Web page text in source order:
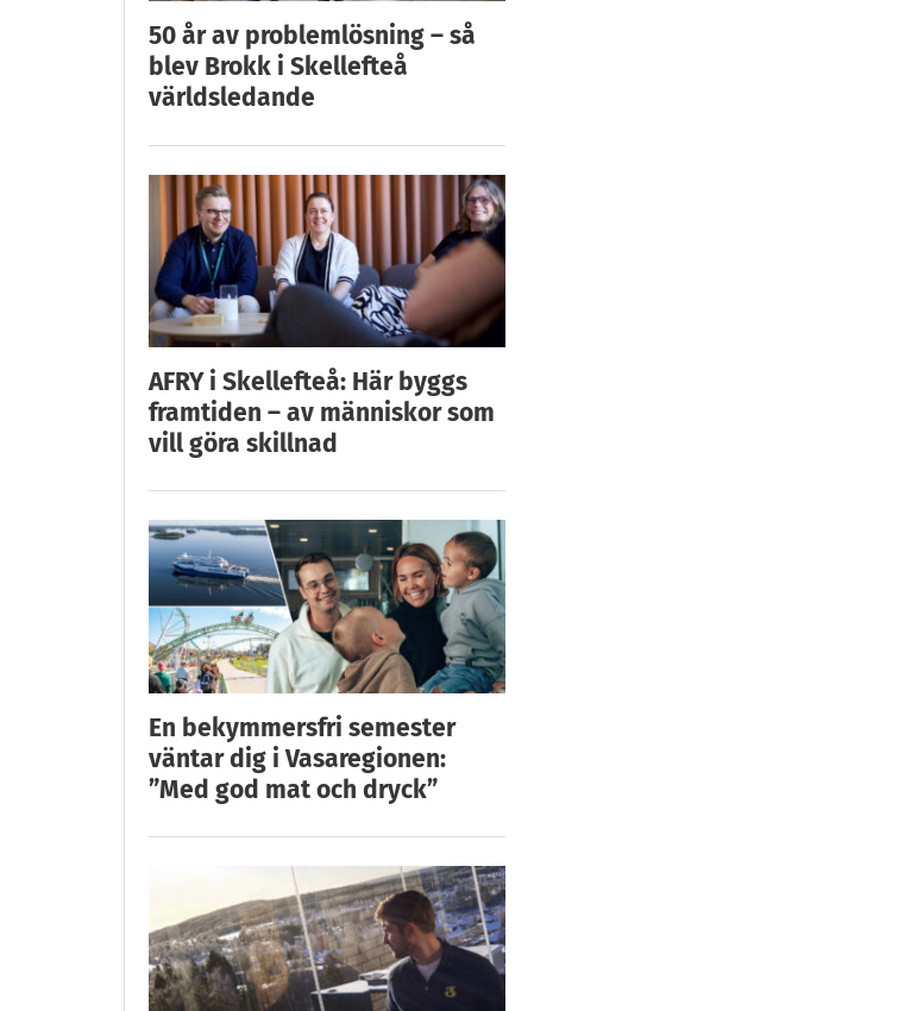
50 år av problemlösning – så
blev Brokk i Skellefteå
världsledande
AFRY i Skellefteå: Här byggs
framtiden – av människor som
vill göra skillnad
En bekymmersfri semester
väntar dig i Vasaregionen:
”Med god mat och dryck”